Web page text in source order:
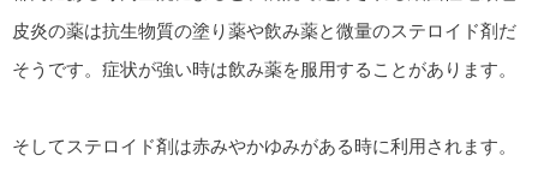
皮炎の薬は抗生物質の塗り薬や飲み薬と微量のステロイド剤だ
そうです。症状が強い時は飲み薬を服用することがあります。
そしてステロイド剤は赤みやかゆみがある時に利用されます。